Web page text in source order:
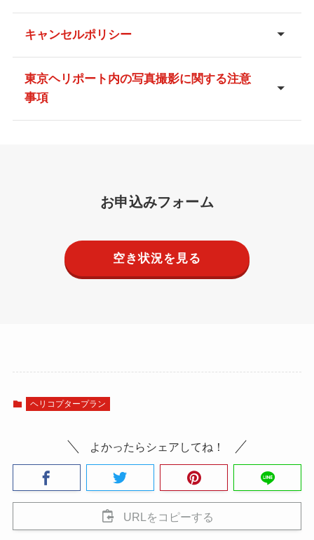
キャンセルポリシー
東京ヘリポート内の写真撮影に関する注意
事項
お申込みフォーム
空き状況を見る
ヘリコプタープラン
よかったらシェアしてね！
URLをコピーする